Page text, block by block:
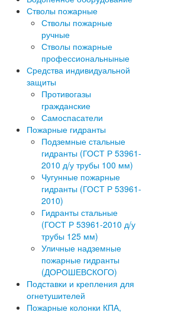
Стволы пожарные
Стволы пожарные
ручные
Стволы пожарные
профессиональныные
Средства индивидуальной
защиты
Противогазы
гражданские
Самоспасатели
Пожарные гидранты
Подземные стальные
гидранты (ГОСТ Р 53961-
2010 д/у трубы 100 мм)
Чугунные пожарные
гидранты (ГОСТ Р 53961-
2010)
Гидранты стальные
(ГОСТ Р 53961-2010 д/у
трубы 125 мм)
Уличные надземные
пожарные гидранты
(ДОРОШЕВСКОГО)
Подставки и крепления для
огнетушителей
Пожарные колонки КПА,